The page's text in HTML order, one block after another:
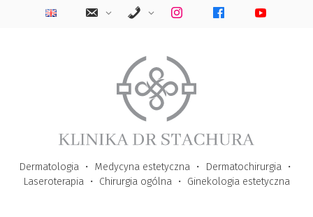
Dermatologia ・ Medycyna estetyczna ・ Dermatochirurgia ・
Laseroterapia ・ Chirurgia ogólna ・ Ginekologia estetyczna